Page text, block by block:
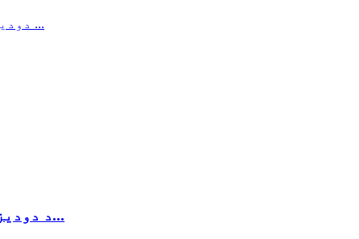
د دودیز لنډ آستین ټی شرټ پولو چاپ شوی پولو ش...